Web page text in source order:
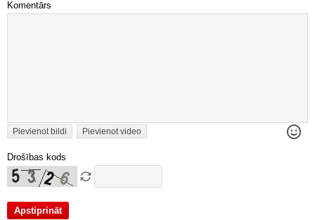
Komentārs
Pievienot bildi Pievienot video
Drošības kods